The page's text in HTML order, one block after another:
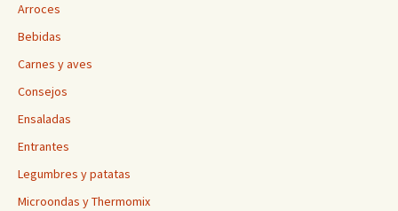
Arroces
Bebidas
Carnes y aves
Consejos
Ensaladas
Entrantes
Legumbres y patatas
Microondas y Thermomix